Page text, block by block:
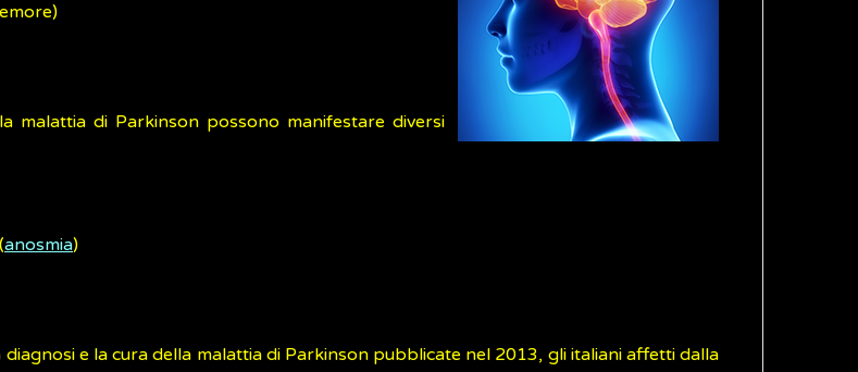
malattia di Parkinson possono manifestare diversi
anosmia)
e la cura della malattia di Parkinson pubblicate nel 2013, gli italiani affetti dalla